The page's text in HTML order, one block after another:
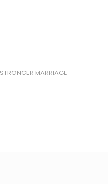
STRONGER MARRIAGE